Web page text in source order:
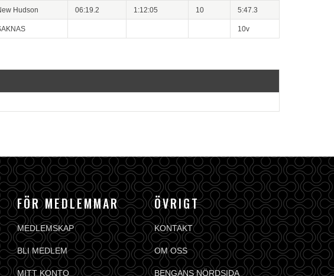
Hudson 06:19.2 1:12:05 10 5:47.3
10v
FÖR MEDLEMMAR
MEDLEMSKAP
BLI MEDLEM
MITT KONTO
ÖVRIGT
KONTAKT
OM OSS
BENGANS NÖRDSIDA